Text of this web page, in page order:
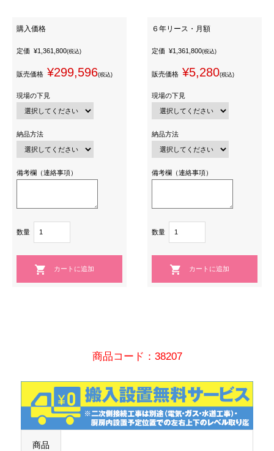
購入価格
定価 ¥1,361,800(税込)
販売価格 ¥299,596(税込)
現場の下見
納品方法
備考欄（連絡事項）
数量
６年リース・月額
定価 ¥1,361,800(税込)
販売価格 ¥5,280(税込)
現場の下見
納品方法
備考欄（連絡事項）
数量
商品コード：38207
商品